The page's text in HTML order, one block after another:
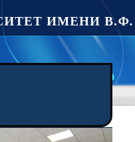
ИМЕНИ В.Ф.